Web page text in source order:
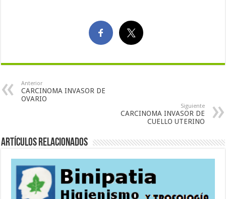
Anterior
CARCINOMA INVASOR DE
OVARIO
Siguiente
CARCINOMA INVASOR DE
CUELLO UTERINO
Artículos Relacionados